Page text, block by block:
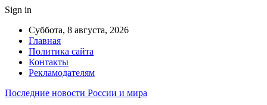
Sign in
Суббота, 8 августа, 2026
Главная
Политика сайта
Контакты
Рекламодателям
Последние новости России и мира